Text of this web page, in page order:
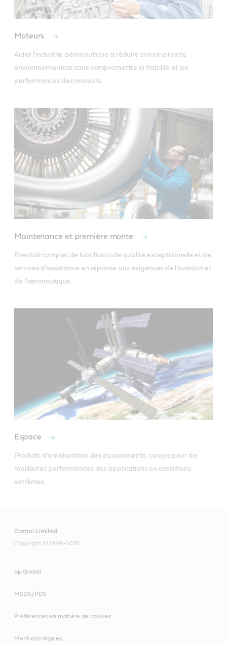
Moteurs
Aider l’industrie aéronautique à réduire son empreinte
environnementale sans compromettre la fiabilité et les
performances des moteurs.
Maintenance et première monte
Éventail complet de lubrifiants de qualité exceptionnelle et de
services d’assistance en réponse aux exigences de l’aviation et
de l’aéronautique.
Espace
Produits d’amélioration des équipements, conçus pour de
meilleures performances des applications en conditions
extrêmes.
Castrol Limited
Copyright © 1999–2026
bp Global
MSDS/PDS
Préférences en matière de cookies
Mentions légales